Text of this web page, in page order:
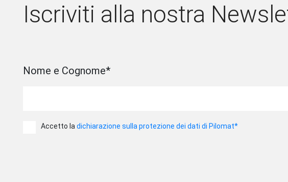
Iscriviti alla nostra
Nome e Cognome*
Accetto la dichiarazione sulla protezione dei dati di Pilomat*